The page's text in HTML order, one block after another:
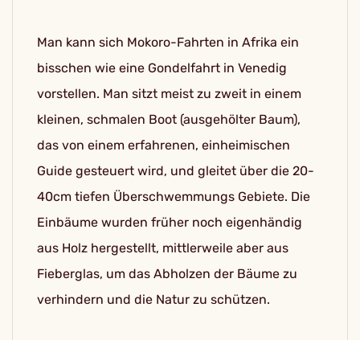
Man kann sich Mokoro-Fahrten in Afrika ein
bisschen wie eine Gondelfahrt in Venedig
vorstellen. Man sitzt meist zu zweit in einem
kleinen, schmalen Boot (ausgehölter Baum),
das von einem erfahrenen, einheimischen
Guide gesteuert wird, und gleitet über die 20-
40cm tiefen Überschwemmungs Gebiete. Die
Einbäume wurden früher noch eigenhändig
aus Holz hergestellt, mittlerweile aber aus
Fieberglas, um das Abholzen der Bäume zu
verhindern und die Natur zu schützen.